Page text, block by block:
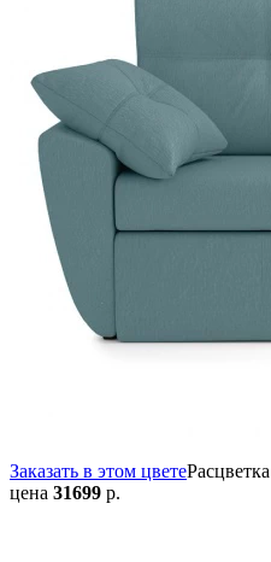
Заказать в этом цветеРасцветка
цена 31699 р.